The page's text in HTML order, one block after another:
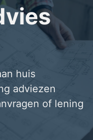
huis
adviezen
of lening